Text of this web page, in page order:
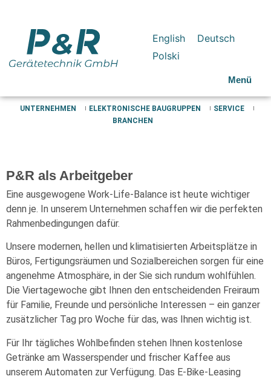
English
Deutsch
Polski
Menü
UNTERNEHMEN ELEKTRONISCHE BAUGRUPPEN
SERVICE
BRANCHEN
P&R als Arbeitgeber
Eine ausgewogene Work-Life-Balance ist heute wichtiger
denn je. In unserem Unternehmen schaffen wir die perfekten
Rahmenbedingungen dafür.
Unsere modernen, hellen und klimatisierten Arbeitsplätze in
Büros, Fertigungsräumen und Sozialbereichen sorgen für eine
angenehme Atmosphäre, in der Sie sich rundum wohlfühlen.
Die Viertagewoche gibt Ihnen den entscheidenden Freiraum
für Familie, Freunde und persönliche Interessen – ein ganzer
zusätzlicher Tag pro Woche für das, was Ihnen wichtig ist.
Für Ihr tägliches Wohlbefinden stehen Ihnen kostenlose
Getränke am Wasserspender und frischer Kaffee aus
unserem Automaten zur Verfügung. Das E-Bike-Leasing